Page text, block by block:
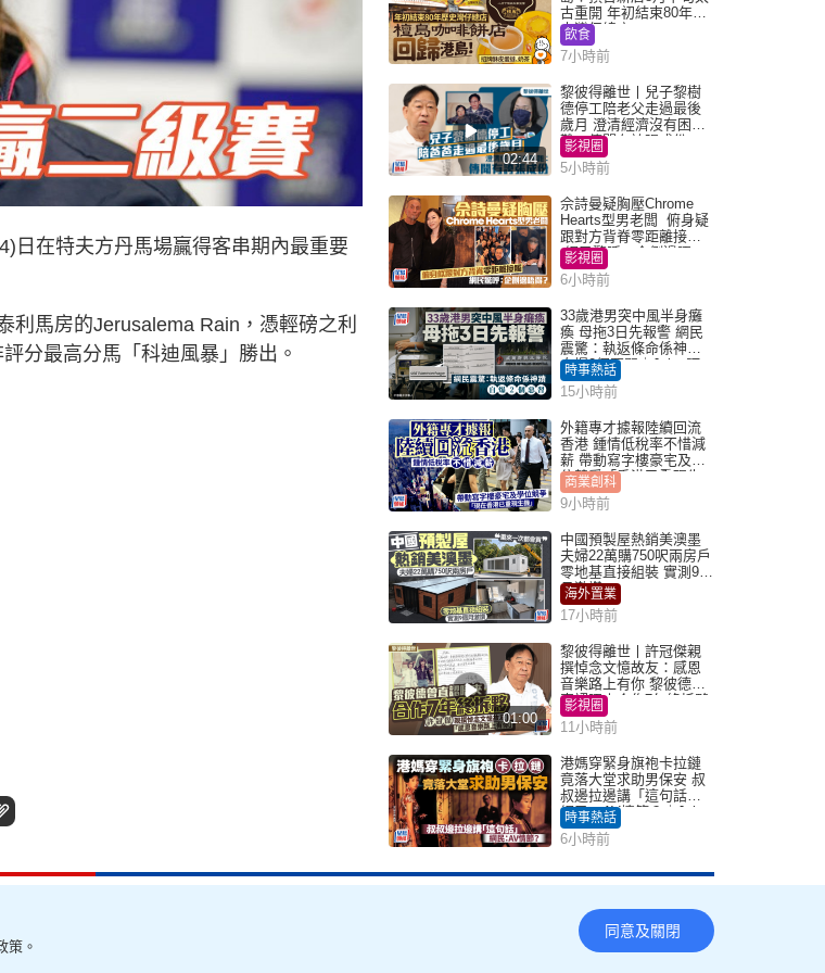
日在特夫方丹馬場贏得客串期內最重要
馬房的Jerusalema Rain，憑輕磅之利
分最高分馬「科迪風暴」勝出。
古重開 年初結束80年歷
史灣仔總店
飲食
7小時前
02:44
黎彼得離世丨兒子黎樹
德停工陪老父走過最後
歲月 澄清經濟沒有困
難：傳聞有誇張成份
影視圈
5小時前
佘詩曼疑胸壓Chrome
Hearts型男老闆 俯身疑
跟對方背脊零距離接觸
網民驚呼：企側邊唔
得？
影視圈
6小時前
33歲港男突中風半身癱
瘓 母拖3日先報警 網民
震驚：執返條命係神蹟
自爆2個惡習｜Juicy叮
時事熱話
15小時前
外籍專才據報陸續回流
香港 鍾情低稅率不惜減
薪 帶動寫字樓豪宅及學
位競爭「香港已重現生
機」
商業創科
9小時前
中國預製屋熱銷美澳墨
夫婦22萬購750呎兩房戶
零地基直接組裝 實測9個
月激讚
海外置業
17小時前
01:00
黎彼得離世丨許冠傑親
撰悼念文憶故友：感恩
音樂路上有你 黎彼德曾
直認唔夾合作7年終拆夥
影視圈
11小時前
港媽穿緊身旗袍卡拉鏈
竟落大堂求助男保安 叔
叔邊拉邊講「這句話」
網民：AV情節？｜Juicy
叮
時事熱話
6小時前
要爆料 Copyright © 2026 SingTao Ltd.All rights reserved.
策。
同意及關閉